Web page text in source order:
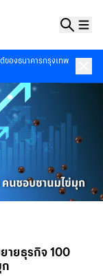
ของธนาคารกรุงเทพ
ายธุรกิจ 100